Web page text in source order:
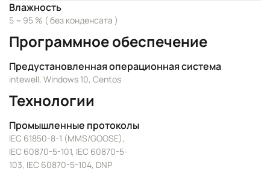
Влажность
5 ~ 95 % ( без конденсата )
Программное обеспечение
Предустановленная операционная система
intewell, Windows 10, Centos
Технологии
Промышленные протоколы
IEC 61850-8-1 (MMS/GOOSE),
IEC 60870-5-101, IEC 60870-5-
103, IEC 60870-5-104, DNP